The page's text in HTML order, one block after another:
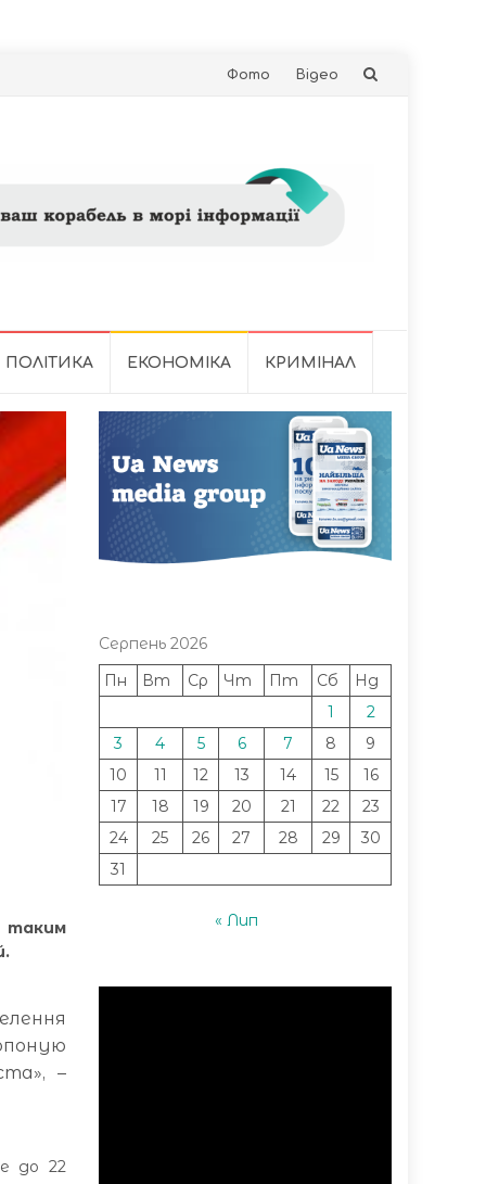
Skip
Фото Відео
ПОЛІТИКА ЕКОНОМІКА КРИМІНАЛ
таким
–
до 22
Серпень 2026
Пн
Вт Ср Чт Пт Сб
Нд
1
2
3
4 5 6 7 8
9
10
11 12 13 14 15
16
17
18 19 20 21 22
23
24
25 26 27 28 29
30
31
« Лип